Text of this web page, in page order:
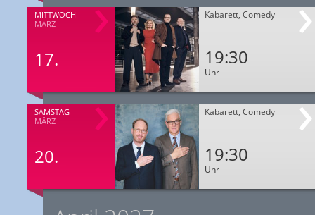
MITTWOCH
MÄRZ
17.
Kabarett, Comedy
19:30
Uhr
SAMSTAG
MÄRZ
20.
Kabarett, Comedy
19:30
Uhr